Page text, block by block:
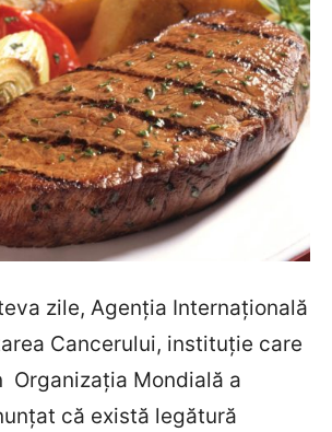
zile, Agenția Internațională
Cancerului, instituție care
Organizația Mondială a
că există legătură